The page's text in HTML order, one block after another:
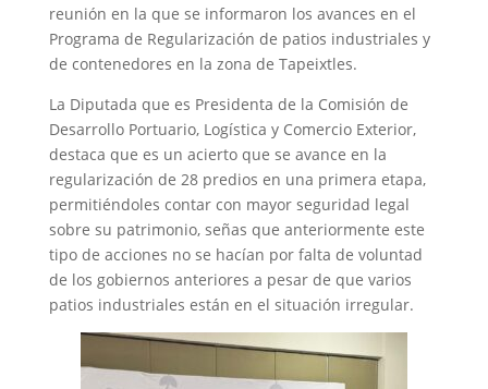
reunión en la que se informaron los avances en el
Programa de Regularización de patios industriales y
de contenedores en la zona de Tapeixtles.
La Diputada que es Presidenta de la Comisión de
Desarrollo Portuario, Logística y Comercio Exterior,
destaca que es un acierto que se avance en la
regularización de 28 predios en una primera etapa,
permitiéndoles contar con mayor seguridad legal
sobre su patrimonio, señas que anteriormente este
tipo de acciones no se hacían por falta de voluntad
de los gobiernos anteriores a pesar de que varios
patios industriales están en el situación irregular.